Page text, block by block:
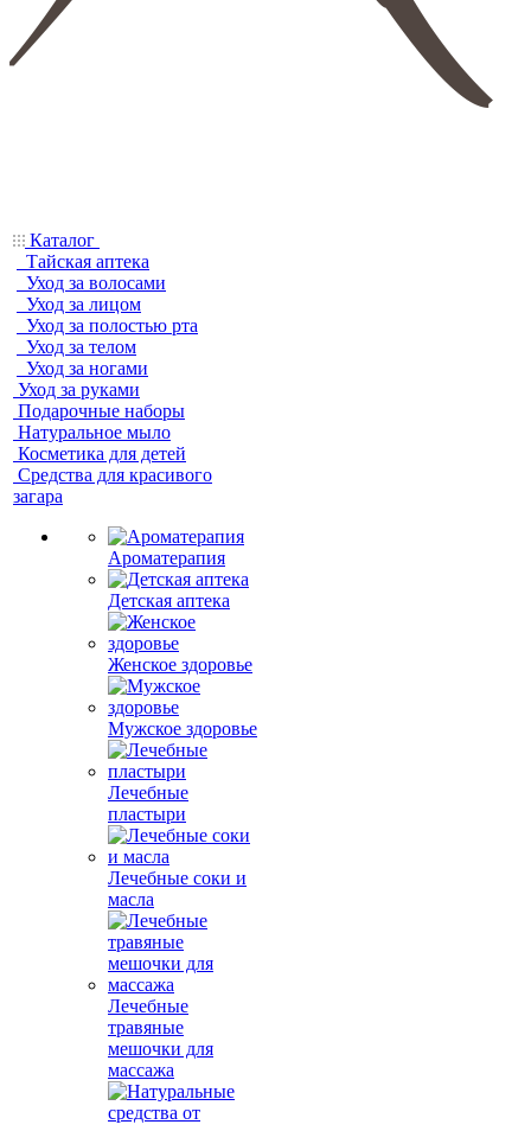
Каталог
Тайская аптека
Уход за волосами
Уход за лицом
Уход за полостью рта
Уход за телом
Уход за ногами
Уход за руками
Подарочные наборы
Натуральное мыло
Косметика для детей
Средства для красивого
загара
Ароматерапия
Детская аптека
Женское здоровье
Мужское здоровье
Лечебные
пластыри
Лечебные соки и
масла
Лечебные
травяные
мешочки для
массажа